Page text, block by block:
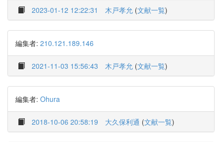
2023-01-12 12:22:31 木戸孝允 (文献一覧)
編集者: 210.121.189.146
2021-11-03 15:56:43 木戸孝允 (文献一覧)
編集者: Ohura
2018-10-06 20:58:19 大久保利通 (文献一覧)